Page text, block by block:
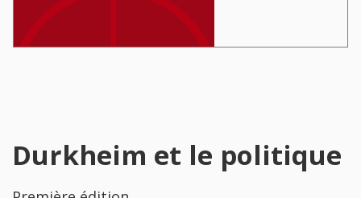
Durkheim et le politique